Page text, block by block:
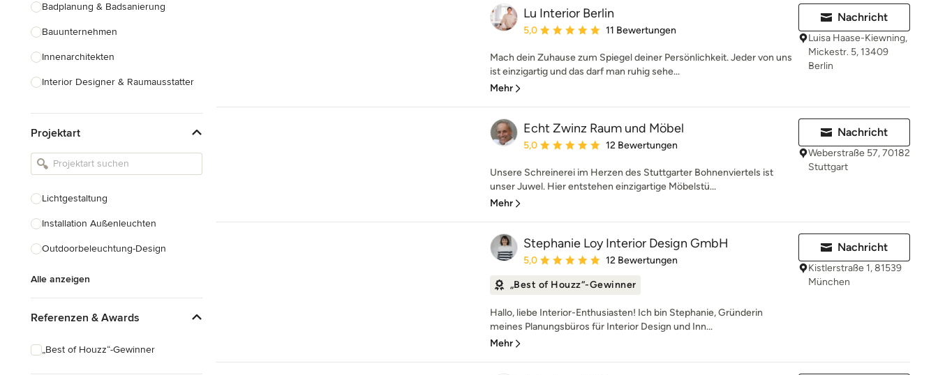
Badplanung & Badsanierung
Bauunternehmen
Innenarchitekten
Interior Designer & Raumausstatter
Landschaftsarchitekten
Armaturen & Sanitärbedarf
Einbauschränke
Projektart
Lichtgestaltung
Installation Außenleuchten
Outdoorbeleuchtung-Design
Alle anzeigen
Referenzen & Awards
„Best of Houzz“-Gewinner
Lu Interior Berlin
Durchschnittliche Bewertung: 5 von 5 Sternen
5,0 11 Bewertungen
Mach dein Zuhause zum Spiegel deiner Persönlichkeit. Jeder von uns
ist einzigartig und das darf man ruhig sehe...
Mehr
Nachricht
Luisa Haase-Kiewning,
Mickestr. 5, 13409
Berlin
Echt Zwinz Raum und Möbel
Durchschnittliche Bewertung: 5 von 5 Sternen
5,0 12 Bewertungen
Unsere Schreinerei im Herzen des Stuttgarter Bohnenviertels ist
unser Juwel. Hier entstehen einzigartige Möbelstü...
Mehr
Nachricht
Weberstraße 57, 70182
Stuttgart
Stephanie Loy Interior Design GmbH
Durchschnittliche Bewertung: 5 von 5 Sternen
5,0 12 Bewertungen
„Best of Houzz“-Gewinner
Hallo, liebe Interior-Enthusiasten! Ich bin Stephanie, Gründerin
meines Planungsbüros für Interior Design und Inn...
Mehr
Nachricht
Kistlerstraße 1, 81539
München